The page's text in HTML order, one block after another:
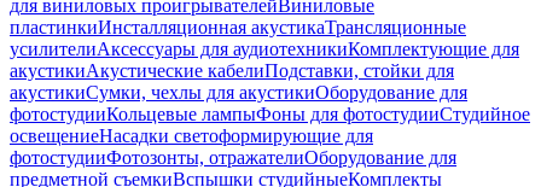
для виниловых проигрывателейВиниловые
пластинкиИнсталляционная акустикаТрансляционные
усилителиАксессуары для аудиотехникиКомплектующие для
акустикиАкустические кабелиПодставки, стойки для
акустикиСумки, чехлы для акустикиОборудование для
фотостудииКольцевые лампыФоны для фотостудииСтудийное
освещениеНасадки светоформирующие для
фотостудииФотозонты, отражателиОборудование для
предметной съемкиВспышки студийныеКомплекты